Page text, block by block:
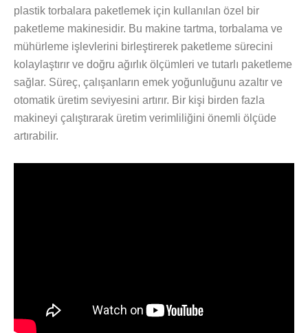
plastik torbalara paketlemek için kullanılan özel bir
paketleme makinesidir. Bu makine tartma, torbalama ve
mühürleme işlevlerini birleştirerek paketleme sürecini
kolaylaştırır ve doğru ağırlık ölçümleri ve tutarlı paketleme
sağlar. Süreç, çalışanların emek yoğunluğunu azaltır ve
otomatik üretim seviyesini artırır. Bir kişi birden fazla
makineyi çalıştırarak üretim verimliliğini önemli ölçüde
artırabilir.